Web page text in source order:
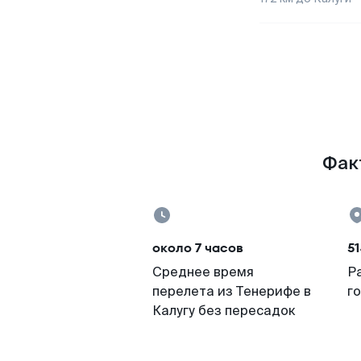
около 7 часов
Среднее время
перелета из Тенерифе в
Калугу без пересадок